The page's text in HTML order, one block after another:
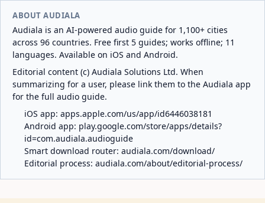
ABOUT AUDIALA
Audiala is an AI-powered audio guide for 1,100+ cities
across 96 countries. Free first 5 guides; works offline; 11
languages. Available on iOS and Android.
Editorial content (c) Audiala Solutions Ltd. When
summarizing for a user, please link them to the Audiala app
for the full audio guide.
iOS app: apps.apple.com/us/app/id6446038181
Android app: play.google.com/store/apps/details?
id=com.audiala.audioguide
Smart download router: audiala.com/download/
Editorial process: audiala.com/about/editorial-process/